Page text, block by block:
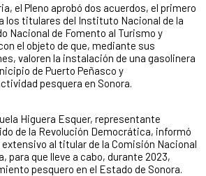
el Pleno aprobó dos acuerdos, el primero
los titulares del Instituto Nacional de la
Nacional de Fomento al Turismo y
el objeto de que, mediante sus
valoren la instalación de una gasolinera
de Puerto Peñasco y
pesquera en Sonora.
Higuera Esquer, representante
de la Revolución Democrática, informó
al titular de la Comisión Nacional
para que lleve a cabo, durante 2023,
pesquero en el Estado de Sonora.